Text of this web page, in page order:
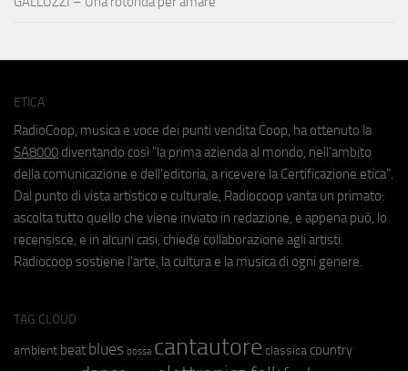
ETICA
RadioCoop, musica e voce dei punti vendita Coop, ha ottenuto la
SA8000 diventando così "la prima azienda al mondo, nell'ambito
della comunicazione e dell'editoria, a ricevere la Certificazione etica".
Dal punto di vista artistico e culturale, Radiocoop vanta un primato:
ascolta tutto quello che viene inviato in redazione, e appena può, lo
recensisce, e in alcuni casi, chiede collaborazione agli artisti.
Radiocoop sostiene l'arte, la cultura e la musica di ogni genere.
TAG CLOUD
ambient beat blues bossa cantautore classica country